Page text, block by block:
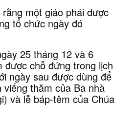
một giáo phái được
tổ chức ngày đó
25 tháng 12 và 6
được chỗ đứng trong lịch
ngày sau được dùng để
viếng thăm của Ba nhà
và lễ báp-têm của Chúa